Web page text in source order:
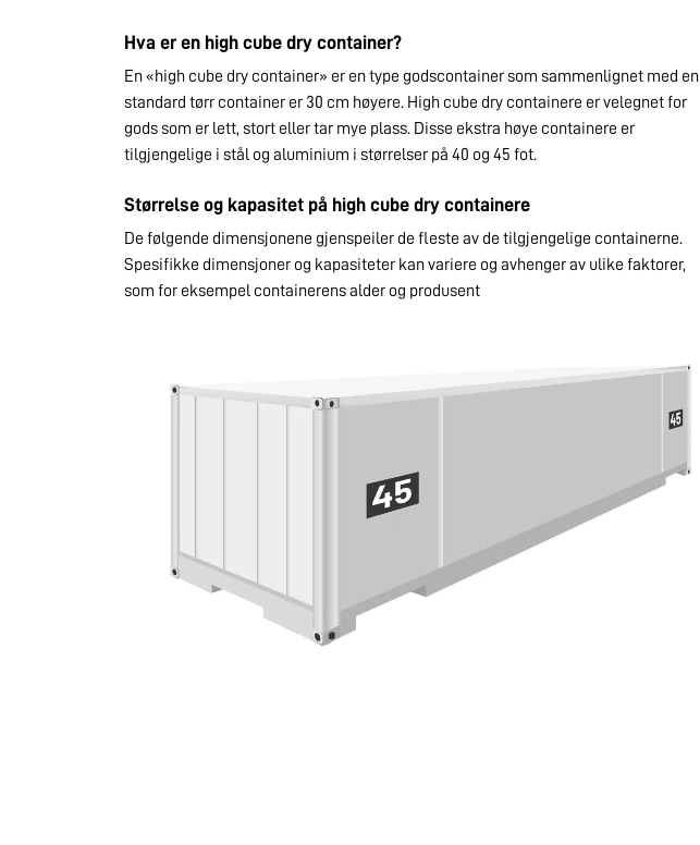
Hva er en high cube dry container?
En «high cube dry container» er en type godscontainer som sammenlignet med en
standard tørr container er 30 cm høyere. High cube dry containere er velegnet for
gods som er lett, stort eller tar mye plass. Disse ekstra høye containere er
tilgjengelige i stål og aluminium i størrelser på 40 og 45 fot.
Størrelse og kapasitet på high cube dry containere
De følgende dimensjonene gjenspeiler de fleste av de tilgjengelige containerne.
Spesifikke dimensjoner og kapasiteter kan variere og avhenger av ulike faktorer,
som for eksempel containerens alder og produsent